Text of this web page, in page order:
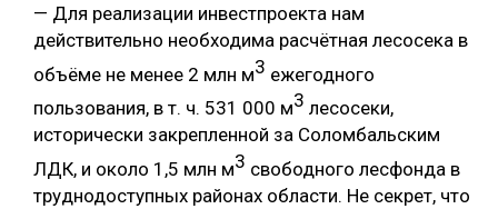
— Для реализации инвестпроекта нам
действительно необходима расчётная лесосека в
объёме не менее 2 млн м3 ежегодного
пользования, в т. ч. 531 000 м3 лесосеки,
исторически закрепленной за Соломбальским
ЛДК, и около 1,5 млн м3 свободного лесфонда в
труднодоступных районах области. Не секрет, что